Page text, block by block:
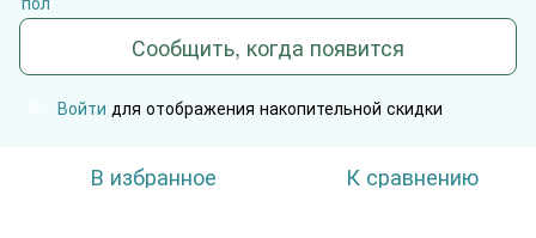
Сообщить, когда появится
Войти для отображения накопительной скидки
В избранное К сравнению